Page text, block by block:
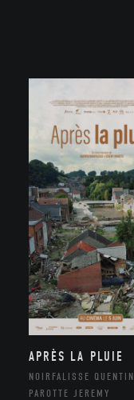
APRÈS LA PLUIE
NOIRFALISSE QUENTIN,
PAROTTE JEREMY